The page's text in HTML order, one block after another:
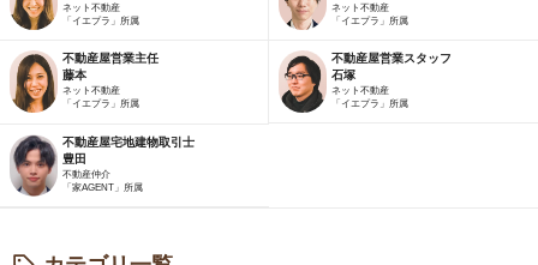
ネット不動産
「イエプラ」所属
ネット不動産
「イエプラ」所属
不動産屋営業主任
藤本
ネット不動産
「イエプラ」所属
不動産屋営業スタッフ
石塚
ネット不動産
「イエプラ」所属
不動産屋宅地建物取引士
豊田
不動産仲介
「家AGENT」所属